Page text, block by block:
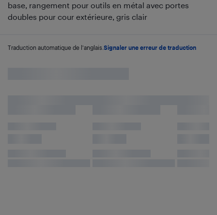
base, rangement pour outils en métal avec portes
doubles pour cour extérieure, gris clair
Traduction automatique de l'anglais. Signaler une erreur de traduction